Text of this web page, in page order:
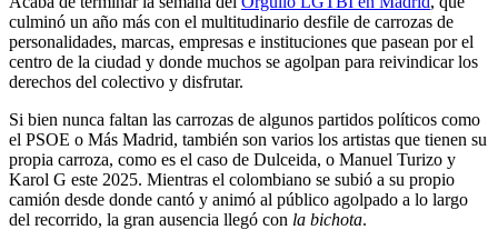
culminó un año más con el multitudinario desfile de carrozas de
personalidades, marcas, empresas e instituciones que pasean por el
centro de la ciudad y donde muchos se agolpan para reivindicar los
derechos del colectivo y disfrutar.
Si bien nunca faltan las carrozas de algunos partidos políticos como
el PSOE o Más Madrid, también son varios los artistas que tienen su
propia carroza, como es el caso de Dulceida, o Manuel Turizo y
Karol G este 2025. Mientras el colombiano se subió a su propio
camión desde donde cantó y animó al público agolpado a lo largo
del recorrido, la gran ausencia llegó con la bichota.